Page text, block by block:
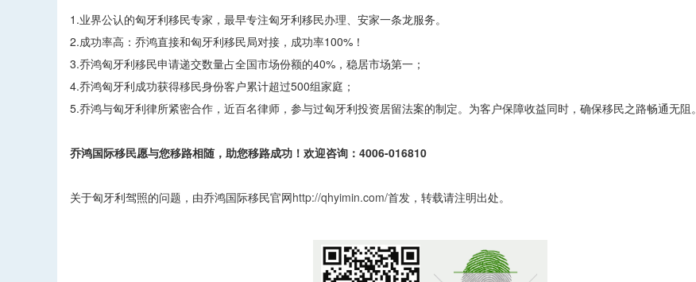
1.业界公认的匈牙利移民专家，最早专注匈牙利移民办理、安家一条龙服务。
2.成功率高：乔鸿直接和匈牙利移民局对接，成功率100%！
3.乔鸿匈牙利移民申请递交数量占全国市场份额的40%，稳居市场第一；
4.乔鸿匈牙利成功获得移民身份客户累计超过500组家庭；
5.乔鸿与匈牙利律所紧密合作，近百名律师，参与过匈牙利投资居留法案的制定。为客户保障收益同时，确保移民之路畅通无阻。
乔鸿国际移民愿与您移路相随，助您移路成功！欢迎咨询：4006-016810
关于匈牙利驾照的问题，由乔鸿国际移民官网http://qhyimin.com/首发，转载请注明出处。